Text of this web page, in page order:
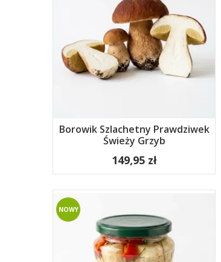
Borowik Szlachetny Prawdziwek
Świeży Grzyb
149,95 zł
NOWY